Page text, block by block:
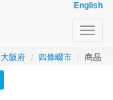
English
大阪府 四條畷市 商品